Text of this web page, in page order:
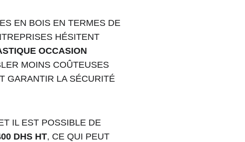
EN BOIS EN TERMES DE
HÉSITENT
OCCASION
MOINS COÛTEUSES
GARANTIR LA SÉCURITÉ
IL EST POSSIBLE DE
DHS HT, CE QUI PEUT